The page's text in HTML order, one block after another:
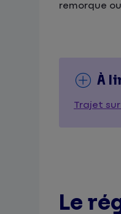
remorque
À
Trajet
Le